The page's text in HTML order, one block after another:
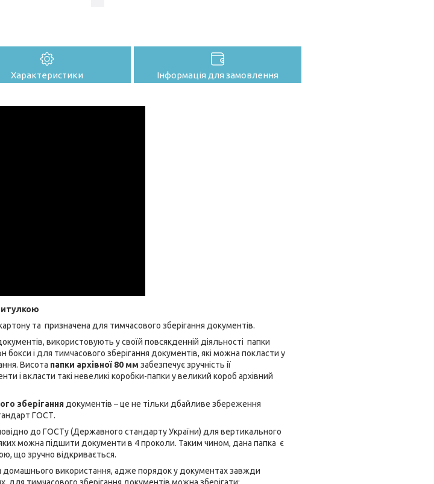
Характеристики Інформація для замовлення
та призначена для тимчасового зберігання документів.
використовують у своїй повсякденній діяльності папки
бокси і для тимчасового зберігання документів, які можна покласти у
Висота папки архівної 80 мм забезпечує зручність ії
і вкласти такі невеликі коробки-папки у великий короб архівний
зберігання документів – це не тільки дбайливе збереження
ГОСТ.
до ГОСТу (Державного стандарту України) для вертикального
можна підшити документи в 4 проколи. Таким чином, дана папка є
що зручно відкривається.
домашнього використання, адже порядок у документах завжди